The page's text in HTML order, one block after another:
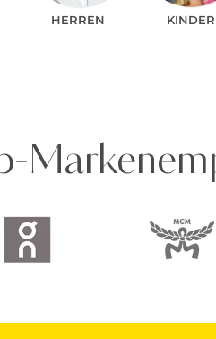
HERREN KINDER